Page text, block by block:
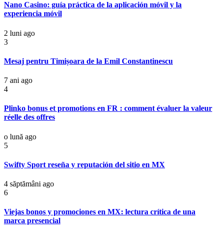
Nano Casino: guía práctica de la aplicación móvil y la
experiencia móvil
2 luni ago
3
Mesaj pentru Timișoara de la Emil Constantinescu
7 ani ago
4
Plinko bonus et promotions en FR : comment évaluer la valeur
réelle des offres
o lună ago
5
Swifty Sport reseña y reputación del sitio en MX
4 săptămâni ago
6
Viejas bonos y promociones en MX: lectura crítica de una
marca presencial